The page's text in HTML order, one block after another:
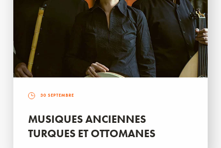
30 SEPTEMBRE
MUSIQUES ANCIENNES
TURQUES ET OTTOMANES